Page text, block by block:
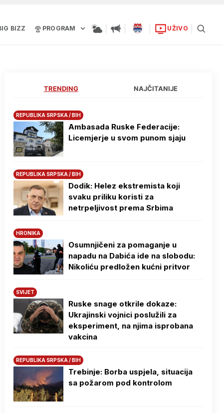
BIZZ PROGRAM UŽIVO
TRENDING NAJČITANIJE
REPUBLIKA SRPSKA / BIH
Ambasada Ruske Federacije:
Licemjerje u svom punom sjaju
REPUBLIKA SRPSKA / BIH
Dodik: Helez ekstremista koji
svaku priliku koristi za
netrpeljivost prema Srbima
HRONIKA
Osumnjičeni za pomaganje u
napadu na Dabića ide na slobodu:
Nikoliću predložen kućni pritvor
SVIJET
Ruske snage otkrile dokaze:
Ukrajinski vojnici poslužili za
eksperiment, na njima isprobana
vakcina
REPUBLIKA SRPSKA / BIH
Trebinje: Borba uspjela, situacija
sa požarom pod kontrolom